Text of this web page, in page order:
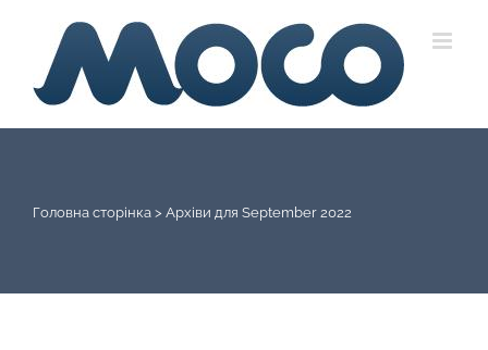
content
Головна сторінка > Архіви для September 2022